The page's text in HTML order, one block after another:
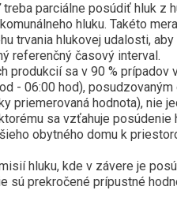
parciálne posúdiť hluk z
hluku. Takéto
trvania hlukovej udalosti,
referenčný časový interval.
produkcií sa v 90 % prípadov
- 06:00 hod),
priemerovaná hodnota), nie
sa vzťahuje posúdenie
obytného domu k
hluku, kde v závere je
prekročené prípustné